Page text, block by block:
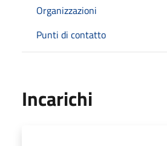
Organizzazioni
Punti di contatto
Incarichi